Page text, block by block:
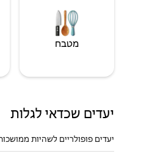
מטבח
יעדים שכדאי לגלות
יעדים פופולריים לשהיות